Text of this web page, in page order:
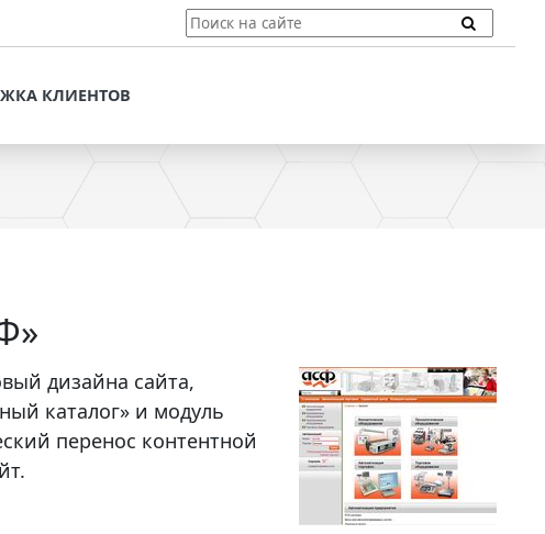
ПОДДЕРЖКА КЛИЕНТОВ
VT-CMF. СПРАВОЧНАЯ
КЛИЕНТОВ
КЛИЕНТОВ
дизайна сайта,
каталог» и модуль
перенос контентной